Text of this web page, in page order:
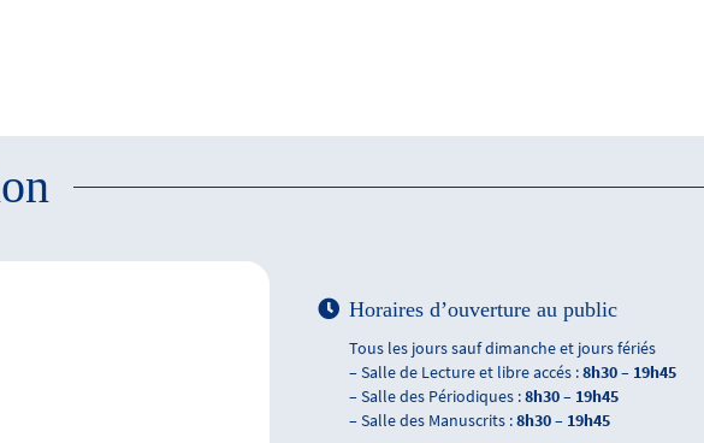
Horaires d’ouverture au public
Tous les jours sauf dimanche et jours fériés
– Salle de Lecture et libre accés :8h30 – 19h45
– Salle des Périodiques :8h30 – 19h45
– Salle des Manuscrits :8h30 – 19h45